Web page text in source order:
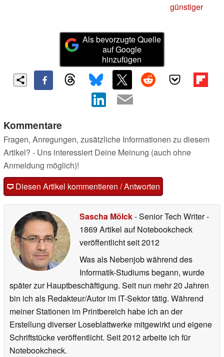
günstiger
Als bevorzugte Quelle
auf Google
hinzufügen
Kommentare
Fragen, Anregungen, zusätzliche Informationen zu diesem
Artikel? - Uns interessiert Deine Meinung (auch ohne
Anmeldung möglich)!
Diesen Artikel kommentieren / Antworten
Sascha Mölck- Senior Tech Writer-
1869 Artikel auf Notebookcheck
veröffentlichtseit 2012
Was als Nebenjob während des
Informatik-Studiums begann, wurde
später zur Hauptbeschäftigung. Seit nun mehr 20 Jahren
bin ich als Redakteur/Autor im IT-Sektor tätig. Während
meiner Stationen im Printbereich habe ich an der
Erstellung diverser Loseblattwerke mitgewirkt und eigene
Schriftstücke veröffentlicht. Seit 2012 arbeite ich für
Notebookcheck.